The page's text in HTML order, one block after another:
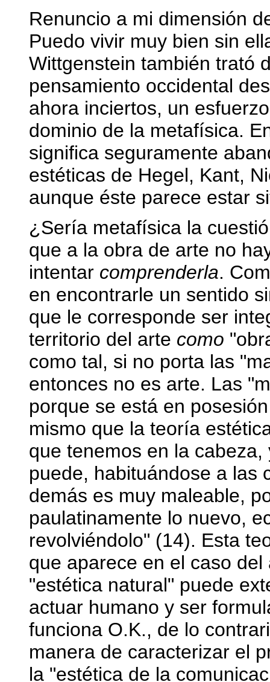
Renuncio a mi dimensión
Puedo vivir muy bien sin
Wittgenstein también trató
pensamiento occidental
ahora inciertos, un
dominio de la metafísica.
significa seguramente
estéticas de Hegel, Kant,
aunque éste parece estar
¿Sería metafísica la
que a la obra de arte no
intentar comprenderla.
en encontrarle un sentido
que le corresponde ser
territorio del arte como
como tal, si no porta las
entonces no es arte. Las
porque se está en
mismo que la teoría
que tenemos en la
puede, habituándose a las
demás es muy maleable,
paulatinamente lo nuevo,
revolviéndolo" (14). Esta
que aparece en el caso
"estética natural" puede
actuar humano y ser
funciona O.K., de lo
manera de caracterizar el
la "estética de la